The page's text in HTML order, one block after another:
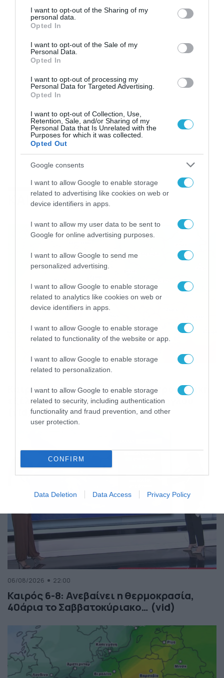
not limited to your visit or usage behaviour. You may click to
grant or deny consent to Google and its third-party tags to
use your data for below specified purposes in below Google
consent section.
I want to opt-out of the Sharing of my
personal data.
Opted In
I want to opt-out of the Sale of my
Personal Data.
Opted In
I want to opt-out of processing my
Personal Data for Targeted Advertising.
Opted In
I want to opt-out of Collection, Use,
Retention, Sale, and/or Sharing of my
Personal Data that Is Unrelated with the
Purposes for which it was collected.
Opted Out
Google consents
I want to allow Google to enable storage
related to advertising like cookies on web or
device identifiers in apps.
I want to allow my user data to be sent to
Google for online advertising purposes.
I want to allow Google to send me
personalized advertising.
I want to allow Google to enable storage
related to analytics like cookies on web or
device identifiers in apps.
I want to allow Google to enable storage
related to functionality of the website or app.
I want to allow Google to enable storage
related to personalization.
I want to allow Google to enable storage
related to security, including authentication
functionality and fraud prevention, and other
user protection.
CONFIRM
Data Deletion Data Access Privacy Policy
ΚΑΙΡΟΣ
08/08/2026 08:51
Καιρός Δεκαπενταύγουστο: Η προοπτική
εξέλιξης από τον Σάκη Αρναούτογλου
(vid)
06/08/2026 22:00
Καιρός 6-8: Ανεβαίνει η θερμοκρασία,
40άρια το Σαββατοκύριακο… (vid)